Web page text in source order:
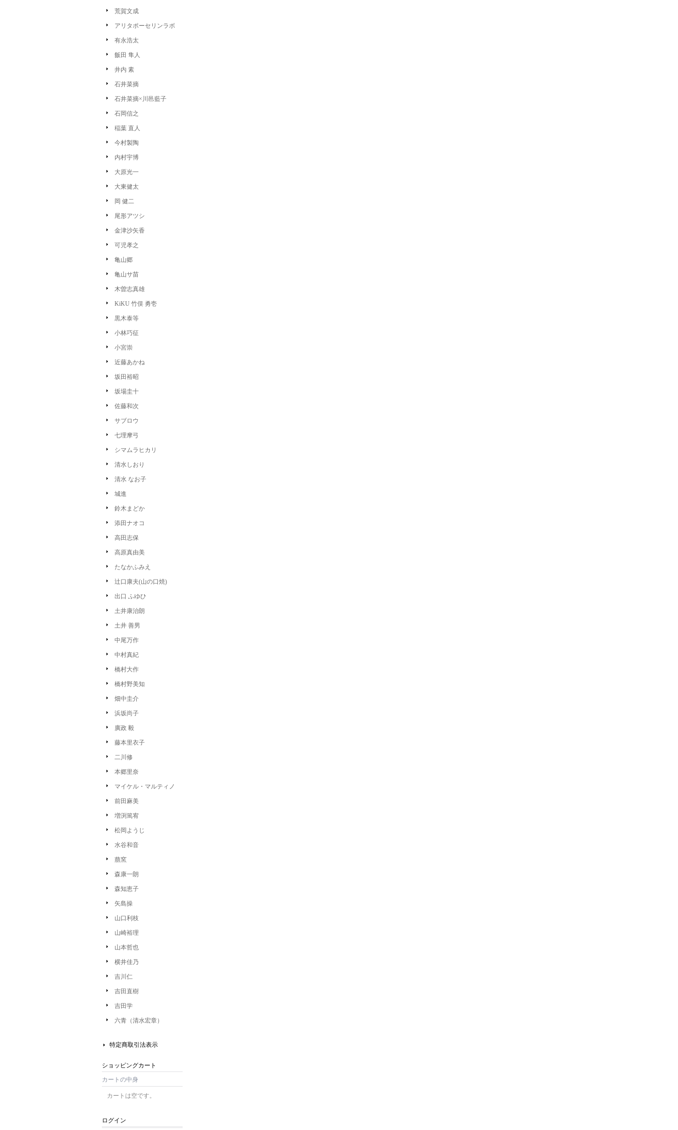
荒賀文成
アリタポーセリンラボ
有永浩太
飯田 隼人
井内 素
石井菜摘
石井菜摘×川邑藍子
石岡信之
稲葉 直人
今村製陶
内村宇博
大原光一
大東健太
岡 健二
尾形アツシ
金津沙矢香
可児孝之
亀山郷
亀山サ苗
木曽志真雄
KiKU 竹俣 勇壱
黒木泰等
小林巧征
小宮崇
近藤あかね
坂田裕昭
坂場圭十
佐藤和次
サブロウ
七理摩弓
シマムラヒカリ
清水しおり
清水 なお子
城進
鈴木まどか
添田ナオコ
高田志保
高原真由美
たなかふみえ
辻口康夫(山の口焼)
出口 ふゆひ
土井康治朗
土井 善男
中尾万作
中村真紀
橋村大作
橋村野美知
畑中圭介
浜坂尚子
廣政 毅
藤本里衣子
二川修
本郷里奈
マイケル・マルティノ
前田麻美
増渕篤宥
松岡ようじ
水谷和音
萠窯
森康一朗
森知恵子
矢島操
山口利枝
山崎裕理
山本哲也
横井佳乃
吉川仁
吉田直樹
吉田学
六青（清水宏章）
特定商取引法表示
ショッピングカート
カートの中身
カートは空です。
ログイン